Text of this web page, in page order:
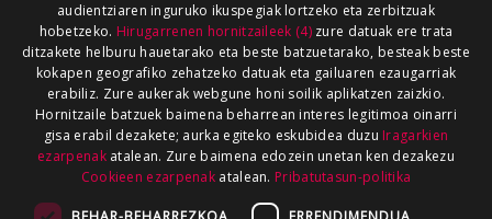
audientziaren inguruko ikuspegiak lortzeko eta zerbitzuak
hobetzeko. Hirugarrenen hornitzaileek (4)zure datuak ere trata
ditzakete helburu hauetarako eta beste batzuetarako, besteak beste
kokapen geografiko zehatzeko datuak eta gailuaren ezaugarriak
erabiliz. Zure aukerak webgune honi soilik aplikatzen zaizkio.
Hornitzaile batzuek baimena beharrean interes legitimoa oinarri
gisa erabil dezakete; aurka egiteko eskubidea duzu Iragarkien
ezarpenakatalean. Zure baimena edozein unetan ken dezakezu
Cookieen ezarpenak atalean. Pribatutasun-politika